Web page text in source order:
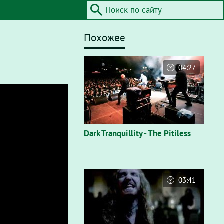
Похожее
Dark Tranquillity - The Pitiless
04:27
03:41